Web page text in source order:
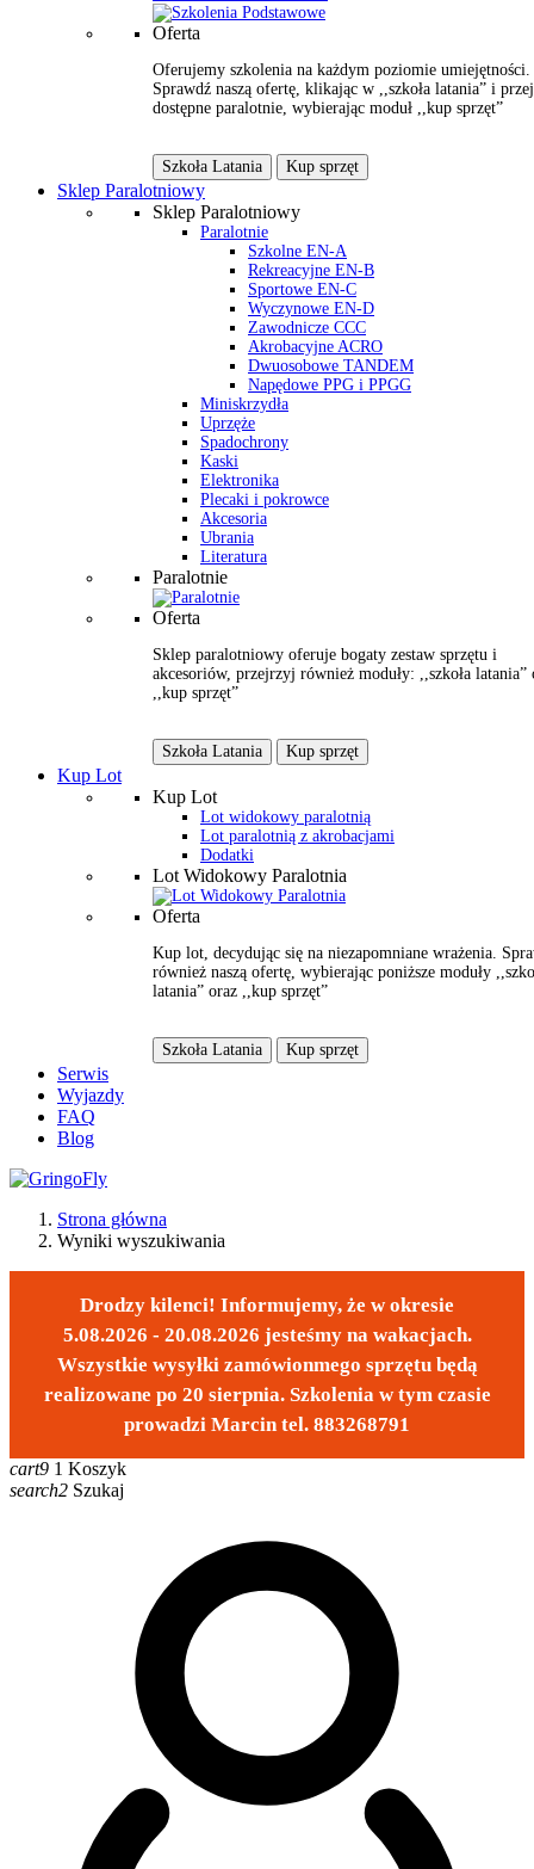
Oferta
Oferujemy szkolenia na każdym poziomie umiejętności.
Sprawdź naszą ofertę, klikając w ,,szkoła latania” i
dostępne paralotnie, wybierając moduł ,,kup sprzęt”
Szkoła Latania Kup sprzęt
Sklep Paralotniowy
Sklep Paralotniowy
Paralotnie
Szkolne EN-A
Rekreacyjne EN-B
Sportowe EN-C
Wyczynowe EN-D
Zawodnicze CCC
Akrobacyjne ACRO
Dwuosobowe TANDEM
Napędowe PPG i PPGG
Miniskrzydła
Uprzęże
Spadochrony
Kaski
Elektronika
Plecaki i pokrowce
Akcesoria
Ubrania
Literatura
Paralotnie
Oferta
Sklep paralotniowy oferuje bogaty zestaw sprzętu i
akcesoriów, przejrzyj również moduły: ,,szkoła latania”
,,kup sprzęt”
Szkoła Latania Kup sprzęt
Kup Lot
Kup Lot
Lot widokowy paralotnią
Lot paralotnią z akrobacjami
Dodatki
Lot Widokowy Paralotnia
Oferta
Kup lot, decydując się na niezapomniane wrażenia.
również naszą ofertę, wybierając poniższe moduły
latania” oraz ,,kup sprzęt”
Szkoła Latania Kup sprzęt
Serwis
Wyjazdy
FAQ
Blog
Strona główna
Wyniki wyszukiwania
Drodzy kilenci! Informujemy, że w okresie
5.08.2026 - 20.08.2026 jesteśmy na wakacjach.
Wszystkie wysyłki zamówionmego sprzętu będą
realizowane po 20 sierpnia. Szkolenia w tym czasie
prowadzi Marcin tel. 883268791
cart9 1 Koszyk
search2 Szukaj